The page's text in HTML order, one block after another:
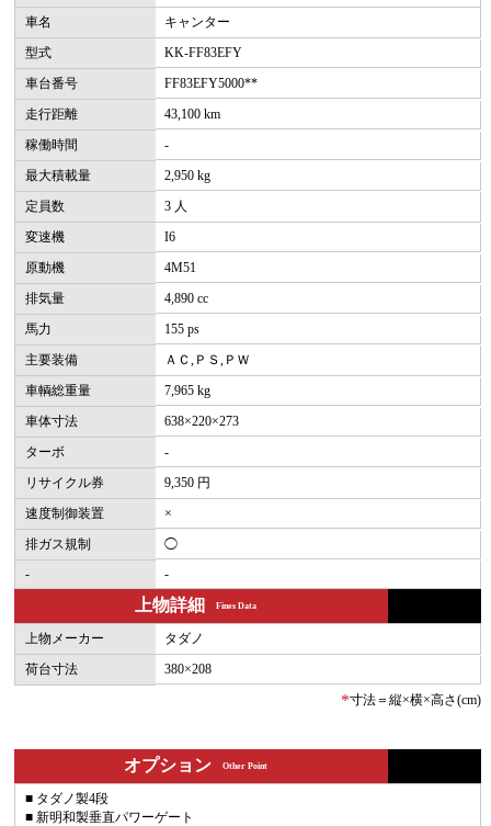
車名
キャンター
型式
KK-FF83EFY
車台番号
FF83EFY5000**
走行距離
43,100 km
稼働時間
-
最大積載量
2,950 kg
定員数
3 人
変速機
I6
原動機
4M51
排気量
4,890 cc
馬力
155 ps
主要装備
ＡＣ,ＰＳ,ＰＷ
車輌総重量
7,965 kg
車体寸法
638×220×273
ターボ
-
リサイクル券
9,350 円
速度制御装置
×
排ガス規制
◯
-
-
上物詳細 Fines Data
上物メーカー
タダノ
荷台寸法
380×208
*寸法＝縦×横×高さ(cm)
オプション Other Point
■ タダノ製4段
■ 新明和製垂直パワーゲート